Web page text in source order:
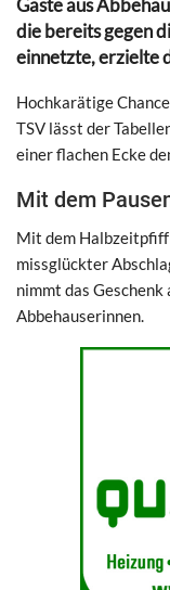
Gäste aus
die bereits gegen
einnetzte, erzielte
Hochkarätige
TSV lässt der
einer flachen Ecke
Mit dem
Mit dem Halbzeitpfiff
missglückter
nimmt das
Abbehauserinnen.